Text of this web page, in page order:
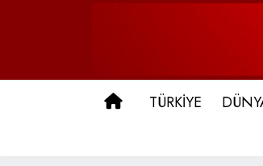
ANA SAYFA
TÜRKİYE